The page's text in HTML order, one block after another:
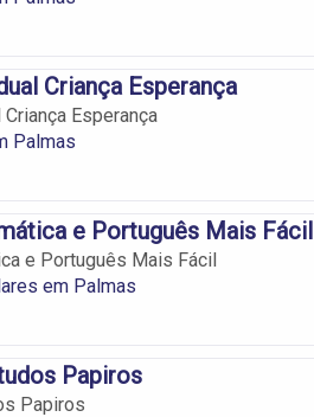
Criança Esperança
Esperança
Palmas
e Português Mais Fácil
e Português Mais Fácil
em Palmas
Papiros
Papiros